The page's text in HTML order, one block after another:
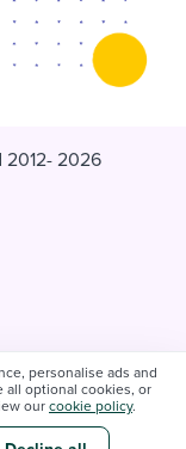
personalise ads and
all optional cookies, or
our cookie policy.
2026